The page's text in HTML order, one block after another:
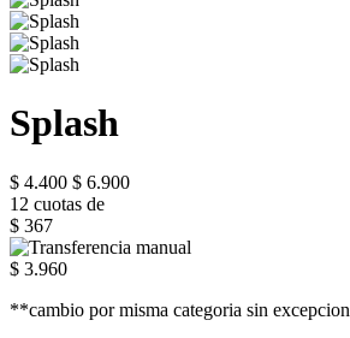
Splash
$ 4.400 $ 6.900
12 cuotas de
$ 367
$ 3.960
**cambio por misma categoria sin excepcion